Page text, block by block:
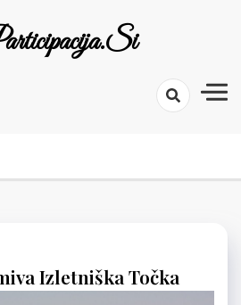
Izletniška Točka